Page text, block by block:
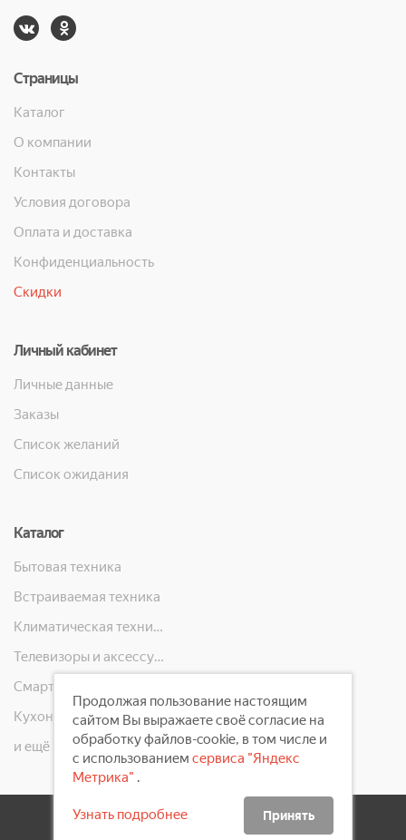
Страницы
Каталог
О компании
Контакты
Условия договора
Оплата и доставка
Конфиденциальность
Скидки
Личный кабинет
Личные данные
Заказы
Список желаний
Список ожидания
Каталог
Бытовая техника
Встраиваемая техника
Климатическая техника
Телевизоры и аксессуары
Кухонная техника
и ещё 10 категорий
2008 - 2026 ©Первый Электронный Магазин
Продолжая пользование настоящим
сайтом Вы выражаете своё согласие на
обработку файлов-cookie, в том числе и
с использованием сервиса "Яндекс
Метрика" .
Узнать подробнее Принять